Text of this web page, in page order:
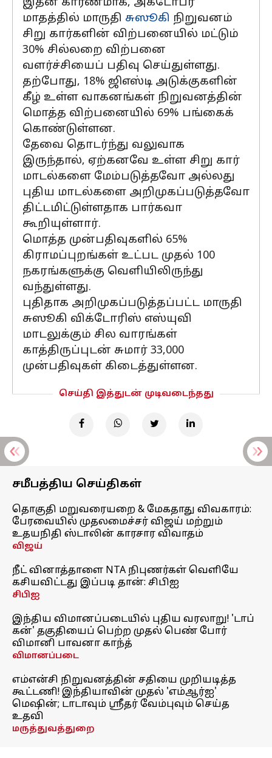
மாதத்தில் மாருதி சுஸூகி நிறுவனம்
சிறு கார்களின் விற்பனையில் மட்டும்
30% சில்லறை விற்பனை
வளர்ச்சியைப் பதிவு செய்துள்ளது.
தற்போது, 18% ஜிஎஸ்டி அடுக்குகளின்
கீழ் உள்ள வாகனங்கள் நிறுவனத்தின்
மொத்த விற்பனையில் 69% பங்கைக்
கொண்டுள்ளன.
தேவை தொடர்ந்து வலுவாக
இருந்தால், ஏற்கனவே உள்ள சிறு கார்
மாடல்களை மேம்படுத்தவோ அல்லது
புதிய மாடல்களை அறிமுகப்படுத்தவோ
திட்டமிட்டுள்ளதாக பார்கவா
கூறியுள்ளார்.
மொத்த முன்பதிவுகளில் 65%
கிராமப்புறங்கள் உட்பட முதல் 100
நகரங்களுக்கு வெளியிலிருந்து
வந்துள்ளது.
புதிதாக அறிமுகப்படுத்தப்பட்ட மாருதி
சுஸூகி விக்டோரிஸ் எஸ்யுவி
மாடலுக்கும் சில வாரங்கள்
காத்திருப்புடன் சுமார் 33,000
முன்பதிவுகள் கிடைத்துள்ளன.
செய்தி இத்துடன் முடிவடைந்தது
சமீபத்திய செய்திகள்
தொகுதி மறுவரையறை & மேகதாது விவகாரம்:
பேரவையில் முதலமைச்சர் விஜய் மற்றும்
உதயநிதி ஸ்டாலின் காரசார விவாதம்
விஜய்
நீட் வினாத்தாளை NTA நிபுணர்கள் வெளியே
கசியவிட்டது இப்படி தான்: சிபிஐ
சிபிஐ
இந்திய விமானப்படையில் புதிய வரலாறு! 'டாப்
கன்' தகுதியைப் பெற்ற முதல் பெண் போர்
விமானி பாவனா காந்த்
விமானப்படை
எம்என்சி நிறுவனத்தின் சதியை முறியடித்த
கூட்டணி! இந்தியாவின் முதல் 'எம்ஆர்ஐ'
மெஷின்; டாடாவும் ஸ்ரீதர் வேம்புவும் செய்த
உதவி
மருத்துவத்துறை